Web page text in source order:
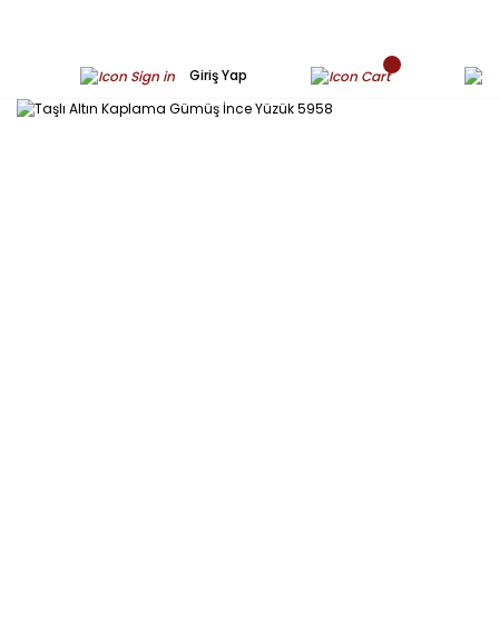
Giriş Yap